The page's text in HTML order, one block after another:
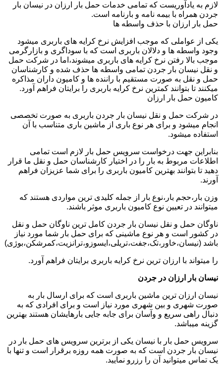
لازم به یادآوریست که تمامی خدمات حمل بار ارزان در نیسان بار
جردن همراه با بیمه نامه و بارنامه است.
حمل بار ارزان با حذف واسطه ها
یکی از عواملی که موجب افزایش نرخ کرایه های باربری میشود
وجود واسطه ها و دلالان باربری است که با سوداگری و بازارگرمی
موجب بالا رفتن نرخ کرایه های باربری میشوند،اما در شرکت حمل
و نقل نیسان بار جردن تمامی واسطه ها حذف شده و کارشناسان
حمل و نقل به صورت مستقیم با راننده ها و کامیون داران مذاکره
میکنند تا بتوانند کمترین نرخ کرایه باربری را برایتان فراهم آورد.
کامیون حمل بار ارزان
در شرکت حمل و نقل نیسان بار جردن باربری به صورت تخصصی
انجام میشود و برای هر نوع باری از ماشین باری متناسب با آن
استفاده میشود.
بنابراین جهت درخواست سرویس حمل بار لازم است تمامی
اطلاعات مربوط به بار را در اختیار کارشناسان حمل و نقل ما قرار
دهید تا بتوانند بهترین کامیون باربری را برای شما عزیزان فراهم
آورند.
وزن بار،حجم بار،نوع بار از جمله کلیدی ترین مواردی هستند که
میتوانند در تعیین نوع کامیون باربری موثر باشند.
ناوگان حمل و نقل نیسان بار جردن کامل ترین ناوگان حمل و نقل
در کشور است و هر نوع ماشینی که برای حمل بار شما مورد نیاز
باشد (نیسان،خاور،تک،جفت،تریلی،ایسوزو،ترانزیت،کمرشکن،بوژی)
را میتواند با ارزان ترین نرخ کرایه باربری برایتان فراهم آورد.
نیسان بار ارزان در جردن
نیسان ارزان ترین ماشین باربری است که برای ارسال بار به
صورت شهری و بین شهری مورد نیاز است و برای افرادی که به
دنبال راهی سریع و وآسان برای جابه جایی بارهایشان هستند بهترین
گزینه میباشد.
سرویس حمل بار با نیسان یکی از برترین سرویس های حمل بار در
نیسان بار جردن است که به صورت همه روزه برقرار است و تنها با
یک تماس میتوانید آن را رزرو نمایید.